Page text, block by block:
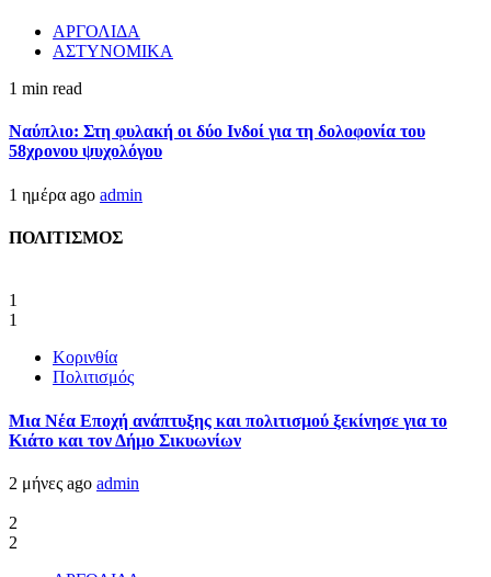
ΑΡΓΟΛΙΔΑ
ΑΣΤΥΝΟΜΙΚΑ
1 min read
Ναύπλιο: Στη φυλακή οι δύο Ινδοί για τη δολοφονία του
58χρονου ψυχολόγου
1 ημέρα ago admin
ΠΟΛΙΤΙΣΜΟΣ
1
1
Κορινθία
Πολιτισμός
Μια Νέα Εποχή ανάπτυξης και πολιτισμού ξεκίνησε για το
Κιάτο και τον Δήμο Σικυωνίων
2 μήνες ago admin
2
2